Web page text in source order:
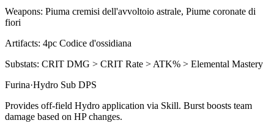
Weapons: Piuma cremisi dell'avvoltoio astrale, Piume coronate di
fiori
Artifacts: 4pc Codice d'ossidiana
Substats: CRIT DMG > CRIT Rate > ATK% > Elemental Mastery
Furina·Hydro Sub DPS
Provides off-field Hydro application via Skill. Burst boosts team
damage based on HP changes.